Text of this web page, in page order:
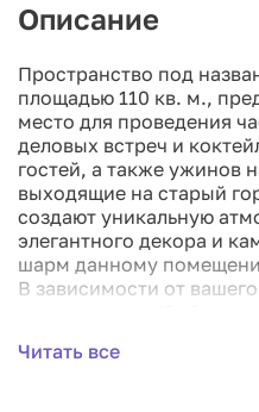
Описание
Пространство под
площадью 110 кв. м.,
место для проведения
деловых встреч и
гостей, а также ужинов
выходящие на старый
создают уникальную
элегантного декора и
шарм данному
В зависимости от
проведения
Читать все